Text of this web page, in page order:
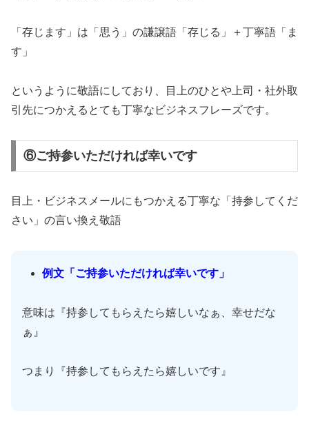
「存じます」は「思う」の謙譲語「存じる」＋丁寧語「ま
す」
というように敬語にしており、目上のひとや上司・社外取
引先につかえるとても丁寧なビジネスフレーズです。
⑥ご持参いただければ幸いです
目上・ビジネスメールにもつかえる丁寧な「持参してくだ
さい」の言い換え敬語
例文「ご持参いただければ幸いです」
意味は『持参してもらえたら嬉しいなぁ、幸せだな
ぁ』
つまり『持参してもらえたら嬉しいです』